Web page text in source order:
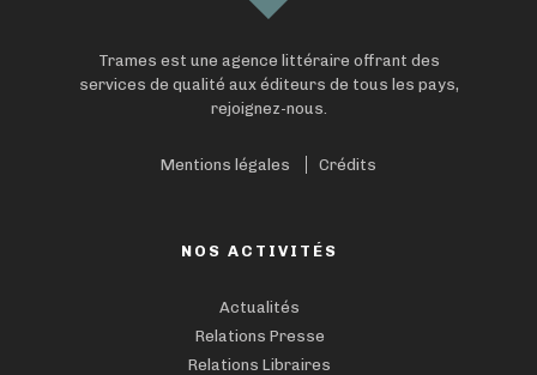
Trames est une agence littéraire offrant des
services de qualité aux éditeurs de tous les pays,
rejoignez-nous.
Mentions légales Crédits
NOS ACTIVITÉS
Actualités
Relations Presse
Relations Libraires